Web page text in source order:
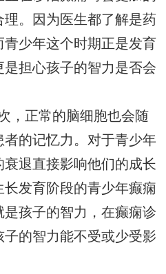
。因为医生都了解是药
少年这个时期正是发育
担心孩子的智力是否会
，正常的脑细胞也会随
的记忆力。对于青少年
退直接影响他们的成长
发育阶段的青少年癫痫
孩子的智力，在癫痫诊
的智力能不受或少受影